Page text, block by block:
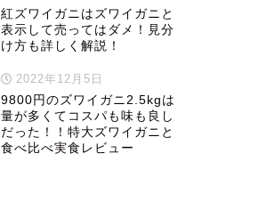
紅ズワイガニはズワイガニと
表示して売ってはダメ！見分
け方も詳しく解説！
2022年12月5日
9800円のズワイガニ2.5kgは
量が多くてコスパも味も良し
だった！！特大ズワイガニと
食べ比べ実食レビュー